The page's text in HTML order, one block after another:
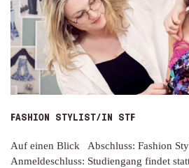
FASHION STYLIST/IN STF
Auf einen Blick Abschluss: Fashion
Anmeldeschluss: Studiengang findet